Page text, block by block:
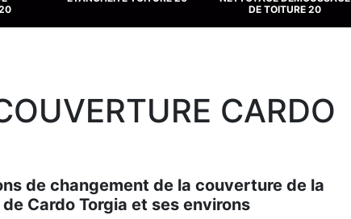
DE TOITURE 20
CARDO
de changement de la couverture de la
Cardo Torgia et ses environs